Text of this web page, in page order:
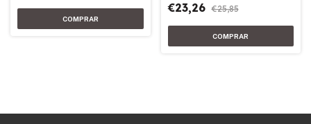
€23,26 €25,85